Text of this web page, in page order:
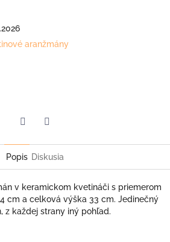
aranžmány
Popis Diskusia
v keramickom kvetináči s priemerom
cm a celková výška 33 cm. Jedinečný
z každej strany iný pohľad.